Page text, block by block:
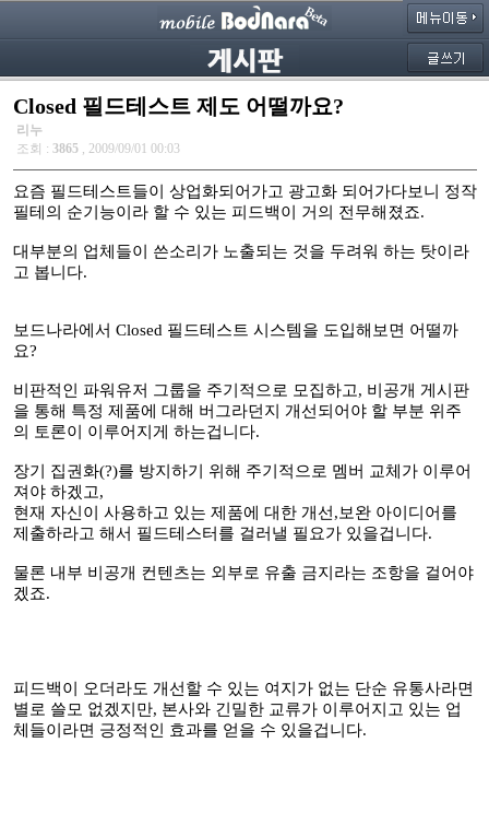
Closed 필드테스트 제도 어떨까요?
리누
조회 : 3865 , 2009/09/01 00:03
요즘 필드테스트들이 상업화되어가고 광고화 되어가다보니 정작
필테의 순기능이라 할 수 있는 피드백이 거의 전무해졌죠.
대부분의 업체들이 쓴소리가 노출되는 것을 두려워 하는 탓이라
고 봅니다.
보드나라에서 Closed 필드테스트 시스템을 도입해보면 어떨까
요?
비판적인 파워유저 그룹을 주기적으로 모집하고, 비공개 게시판
을 통해 특정 제품에 대해 버그라던지 개선되어야 할 부분 위주
의 토론이 이루어지게 하는겁니다.
장기 집권화(?)를 방지하기 위해 주기적으로 멤버 교체가 이루어
져야 하겠고,
현재 자신이 사용하고 있는 제품에 대한 개선,보완 아이디어를
제출하라고 해서 필드테스터를 걸러낼 필요가 있을겁니다.
물론 내부 비공개 컨텐츠는 외부로 유출 금지라는 조항을 걸어야
겠죠.
피드백이 오더라도 개선할 수 있는 여지가 없는 단순 유통사라면
별로 쓸모 없겠지만, 본사와 긴밀한 교류가 이루어지고 있는 업
체들이라면 긍정적인 효과를 얻을 수 있을겁니다.